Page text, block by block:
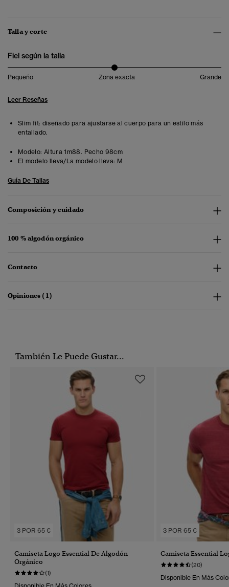
Talla y corte
Fiel según la talla
Pequeño Zona exacta Grande
Leer Reseñas
Slim fit: diseñado para ajustarse al cuerpo para un estilo más
entallado.
Modelo: Altura 1m88. Pecho 98cm
El modelo lleva/La modelo lleva: M
Guía De Tallas
Composición y cuidado
100 % algodón orgánico
Contacto
Opiniones (1)
También Le Puede Gustar...
3 POR 65 €
Camiseta Logo Essential De Algodón
Orgánico
(1)
3 POR 65 €
Camiseta Essential
(20)
Disponible En Más